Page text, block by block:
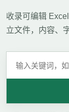
收录可编辑
立文件，内容、